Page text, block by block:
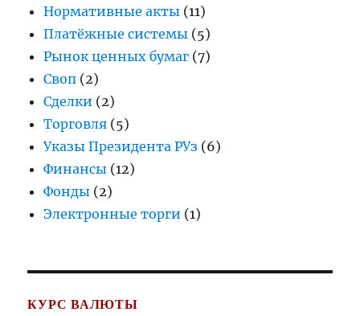
Нормативные акты (11)
Платёжные системы (5)
Рынок ценных бумаг (7)
Своп (2)
Сделки (2)
Торговля (5)
Указы Президента РУз (6)
Финансы (12)
Фонды (2)
Электронные торги (1)
КУРС ВАЛЮТЫ